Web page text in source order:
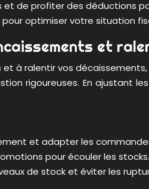
et de profiter des déductions
optimiser votre situation
et
à ralentir vos
rigoureuses. En
et adapter les
pour écouler les stocks.
de stock et éviter les